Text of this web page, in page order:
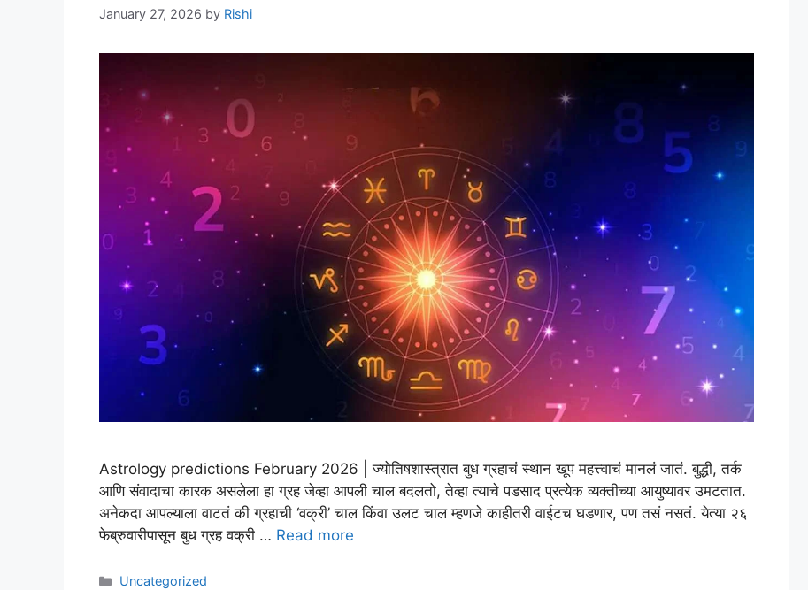
January 27, 2026 by Rishi
Astrology predictions February 2026 | ज्योतिषशास्त्रात बुध ग्रहाचं स्थान खूप महत्त्वाचं मानलं जातं. बुद्धी, तर्क
आणि संवादाचा कारक असलेला हा ग्रह जेव्हा आपली चाल बदलतो, तेव्हा त्याचे पडसाद प्रत्येक व्यक्तीच्या आयुष्यावर उमटतात.
अनेकदा आपल्याला वाटतं की ग्रहाची ‘वक्री’ चाल किंवा उलट चाल म्हणजे काहीतरी वाईटच घडणार, पण तसं नसतं. येत्या २६
फेब्रुवारीपासून बुध ग्रह वक्री … Read more
Categories
Uncategorized